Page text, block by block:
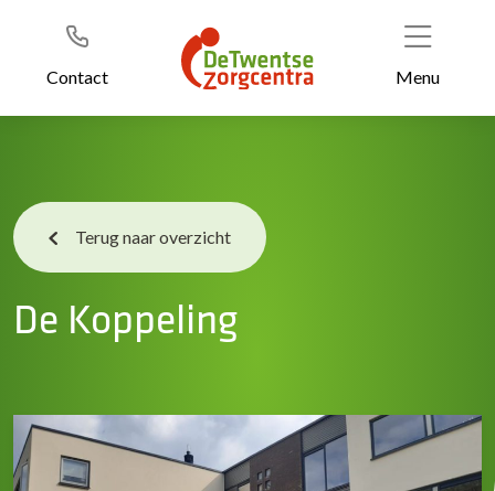
Header
Contact Menu
Terug naar overzicht
De Koppeling